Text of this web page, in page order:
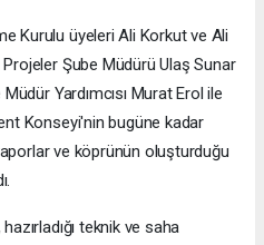
Kurulu üyeleri Ali Korkut ve Ali
Şube Müdürü Ulaş Sunar
Müdür Yardımcısı Murat Erol ile
Konseyi'nin bugüne kadar
raporlar ve köprünün oluşturduğu
teknik ve saha